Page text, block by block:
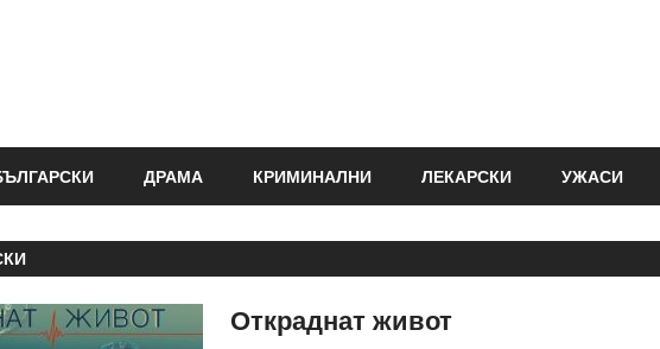
ДРАМА КРИМИНАЛНИ ЛЕКАРСКИ УЖАСИ
Откраднат живот